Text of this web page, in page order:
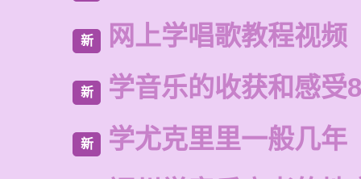
新 网上学唱歌教程视频
新 学音乐的收获和感受
新 学尤克里里一般几年